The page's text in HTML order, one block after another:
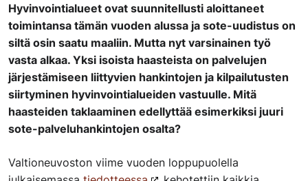
Hyvinvointialueet ovat suunnitellusti aloittaneet
toimintansa tämän vuoden alussa ja sote-uudistus on
siltä osin saatu maaliin. Mutta nyt varsinainen työ
vasta alkaa. Yksi isoista haasteista on palvelujen
järjestämiseen liittyvien hankintojen ja kilpailutusten
siirtyminen hyvinvointialueiden vastuulle. Mitä
haasteiden taklaaminen edellyttää esimerkiksi juuri
sote-palveluhankintojen osalta?
Valtioneuvoston viime vuoden loppupuolella